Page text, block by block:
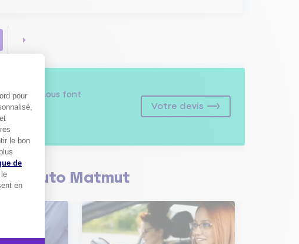
nous font
Votre devis
Auto Matmut
pour
le bon
de
en